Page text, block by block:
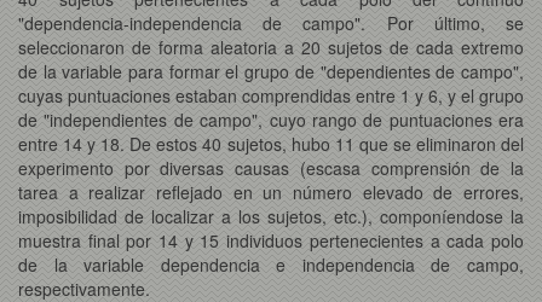
"dependencia-independencia de campo". Por último, se
seleccionaron de forma aleatoria a 20 sujetos de cada extremo
de la variable para formar el grupo de "dependientes de campo",
cuyas puntuaciones estaban comprendidas entre 1 y 6, y el grupo
de "independientes de campo", cuyo rango de puntuaciones era
entre 14 y 18. De estos 40 sujetos, hubo 11 que se eliminaron del
experimento por diversas causas (escasa comprensión de la
tarea a realizar reflejado en un número elevado de errores,
imposibilidad de localizar a los sujetos, etc.), componíendose la
muestra final por 14 y 15 individuos pertenecientes a cada polo
de la variable dependencia e independencia de campo,
respectivamente.